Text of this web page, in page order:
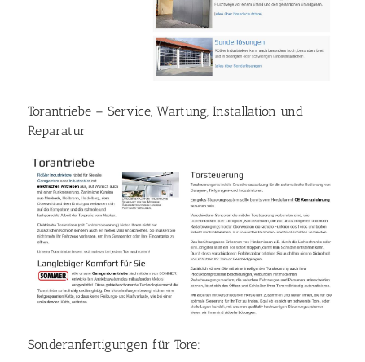
Torantriebe – Service, Wartung, Installation und
Reparatur
Sonderanfertigungen für Tore: